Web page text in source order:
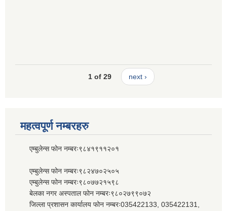
1 of 29 next ›
महत्वपूर्ण नम्बरहरु
एम्बुलेन्स फोन नम्बरः९८४१९११२०१
एम्बुलेन्स फोन नम्बरः९८२४७०२५०५
एम्बुलेन्स फोन नम्बरः९८०७७२१५९८
बेलका नगर अस्पताल फोन नम्बरः९८०२७९९०७२
जिल्ला प्रशासन कार्यालय फोन नम्बरः035422133, 035422131,